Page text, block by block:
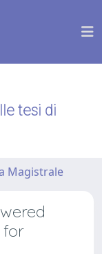
tesi di
Magistrale
for